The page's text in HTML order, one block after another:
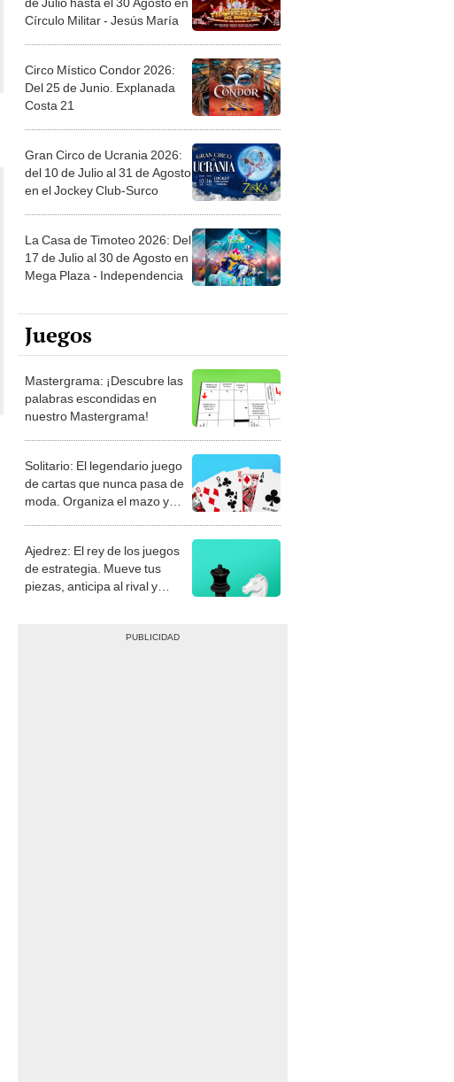
Círculo Militar - Jesús María
Circo Místico Condor 2026:
Del 25 de Junio. Explanada
Costa 21
Gran Circo de Ucrania 2026:
del 10 de Julio al 31 de Agosto
en el Jockey Club-Surco
La Casa de Timoteo 2026: Del
17 de Julio al 30 de Agosto en
Mega Plaza - Independencia
Juegos
Mastergrama: ¡Descubre las
palabras escondidas en
nuestro Mastergrama!
Solitario: El legendario juego
de cartas que nunca pasa de
moda. Organiza el mazo y
Ajedrez: El rey de los juegos
de estrategia. Mueve tus
piezas, anticipa al rival y